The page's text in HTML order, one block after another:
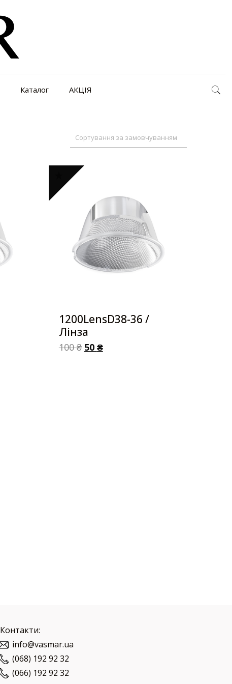
Каталог АКЦІЯ
1200LensD38-36 /
Лінза
100₴ 50 ₴
Контакти:
info@vasmar.ua
(068) 192 92 32
(066) 192 92 32